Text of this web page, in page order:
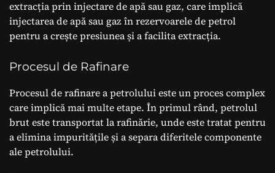
extracția prin injectare de apă sau gaz, care implică
injectarea de apă sau gaz în rezervoarele de petrol
pentru a crește presiunea și a facilita extracția.
Procesul de Rafinare
Procesul de rafinare a petrolului este un proces complex
care implică mai multe etape. În primul rând, petrolul
brut este transportat la rafinărie, unde este tratat pentru
a elimina impuritățile și a separa diferitele componente
ale petrolului.